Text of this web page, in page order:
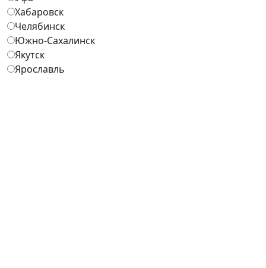
Хабаровск
Челябинск
Южно-Сахалинск
Якутск
Ярославль